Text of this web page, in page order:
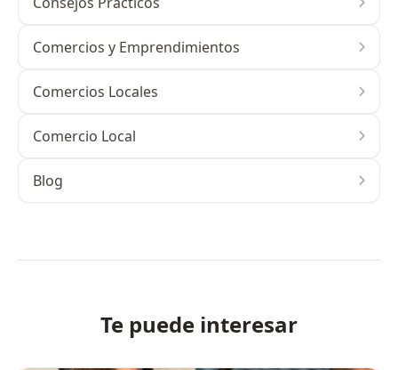
Comercios y Emprendimientos
Comercios Locales
Comercio Local
Blog
Te puede interesar